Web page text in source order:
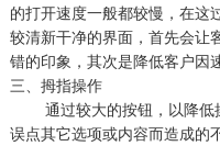
的打开速度一般都较慢，在这
较清新干净的界面，首先会让
错的印象，其次是降低客户因
三、拇指操作
通过较大的按钮，以降低
误点其它选项或内容而造成的